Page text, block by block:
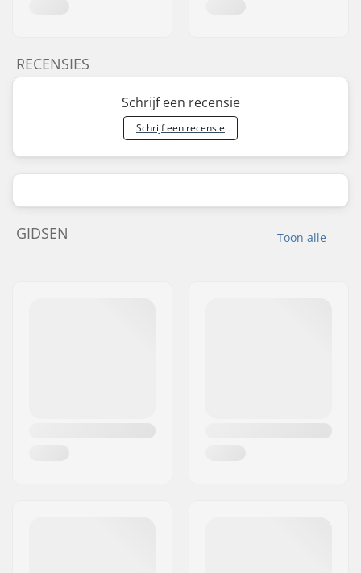
RECENSIES
Schrijf een recensie
Schrijf een recensie
Toon alle
GIDSEN